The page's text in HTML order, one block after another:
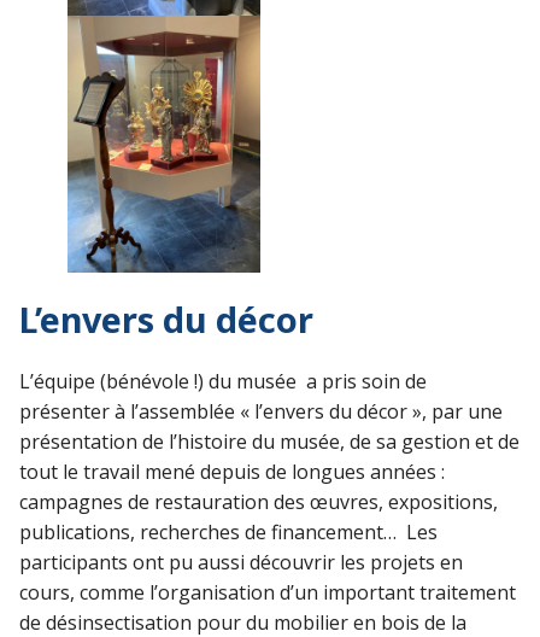
L’envers du décor
L’équipe (bénévole !) du musée a pris soin de
présenter à l’assemblée « l’envers du décor », par une
présentation de l’histoire du musée, de sa gestion et de
tout le travail mené depuis de longues années :
campagnes de restauration des œuvres, expositions,
publications, recherches de financement… Les
participants ont pu aussi découvrir les projets en
cours, comme l’organisation d’un important traitement
de désinsectisation pour du mobilier en bois de la